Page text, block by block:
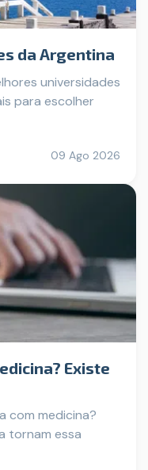
da Argentina
universidades
para escolher
09 Ago 2026
Existe
com medicina?
tornam essa